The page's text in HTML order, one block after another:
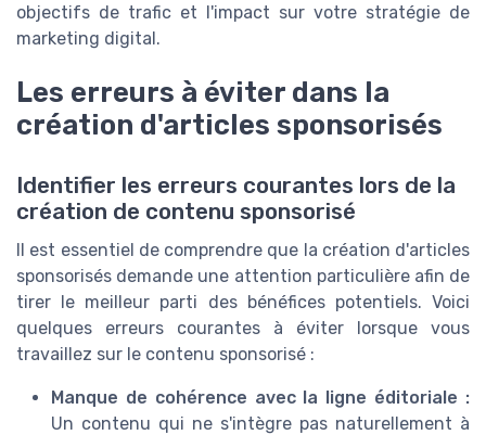
objectifs de trafic et l'impact sur votre stratégie de
marketing digital.
Les erreurs à éviter dans la
création d'articles sponsorisés
Identifier les erreurs courantes lors de la
création de contenu sponsorisé
Il est essentiel de comprendre que la création d'articles
sponsorisés demande une attention particulière afin de
tirer le meilleur parti des bénéfices potentiels. Voici
quelques erreurs courantes à éviter lorsque vous
travaillez sur le contenu sponsorisé :
Manque de cohérence avec la ligne éditoriale :
Un contenu qui ne s'intègre pas naturellement à